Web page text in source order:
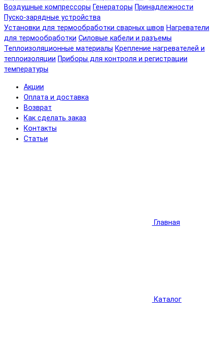
Воздушные компрессоры Генераторы Принадлежности
Пуско-зарядные устройства
Установки для термообработки сварных швов Нагреватели
для термообработки Силовые кабели и разъемы
Теплоизоляционные материалы Крепление нагревателей и
теплоизоляции Приборы для контроля и регистрации
температуры
Акции
Оплата и доставка
Возврат
Как сделать заказ
Контакты
Статьи
Главная
Каталог